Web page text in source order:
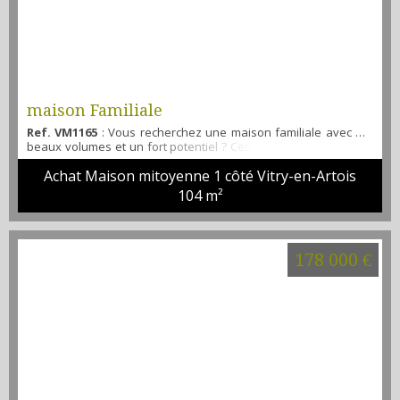
maison Familiale
Ref. VM1165 : Vous recherchez une maison familiale avec de
beaux volumes et un fort potentiel ? Cette nouveauté pourrait
bien vous séduire ! Elle vous offrira : Une entrée accueillante
Un séjour lumineux Une cuisine aménagée Une salle de
bains Un WC indépendant À l’étage, un palier dessert 4 belles
chambres, idéales pour accueillir toute la famille. Au second
niv...
Achat Maison mitoyenne 1 côté Vitry-en-Artois
104 m²
178 000 €